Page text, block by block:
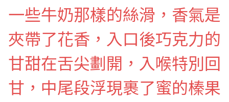
一些牛奶那樣的絲滑，香氣是
夾帶了花香，入口後巧克力的
甘甜在舌尖劃開，入喉特別回
甘，中尾段浮現裹了蜜的榛果